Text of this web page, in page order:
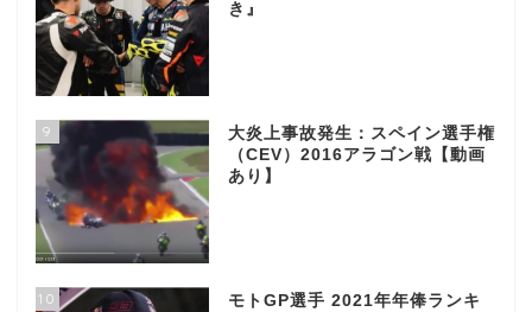
き』
9
大炎上事故発生：スペイン選手権
（CEV）2016アラゴン戦【動画
あり】
10
モトGP選手 2021年年俸ランキ